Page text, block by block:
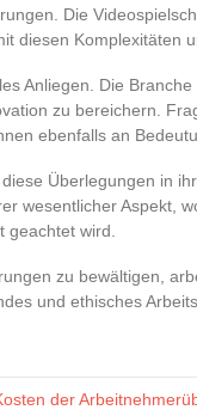
Die
diesen Komplexitäten
Anliegen. Die
zu bereichern.
ebenfalls an
Überlegungen in
wesentlicher Aspekt,
geachtet wird.
zu bewältigen,
und ethisches
der